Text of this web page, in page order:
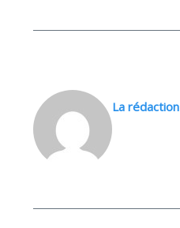
La rédaction